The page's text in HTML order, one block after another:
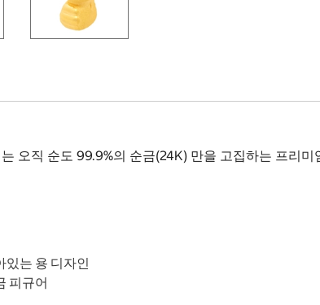
오직 순도 99.9%의 순금(24K) 만을 고집하는 프리
있는 용 디자인
피규어